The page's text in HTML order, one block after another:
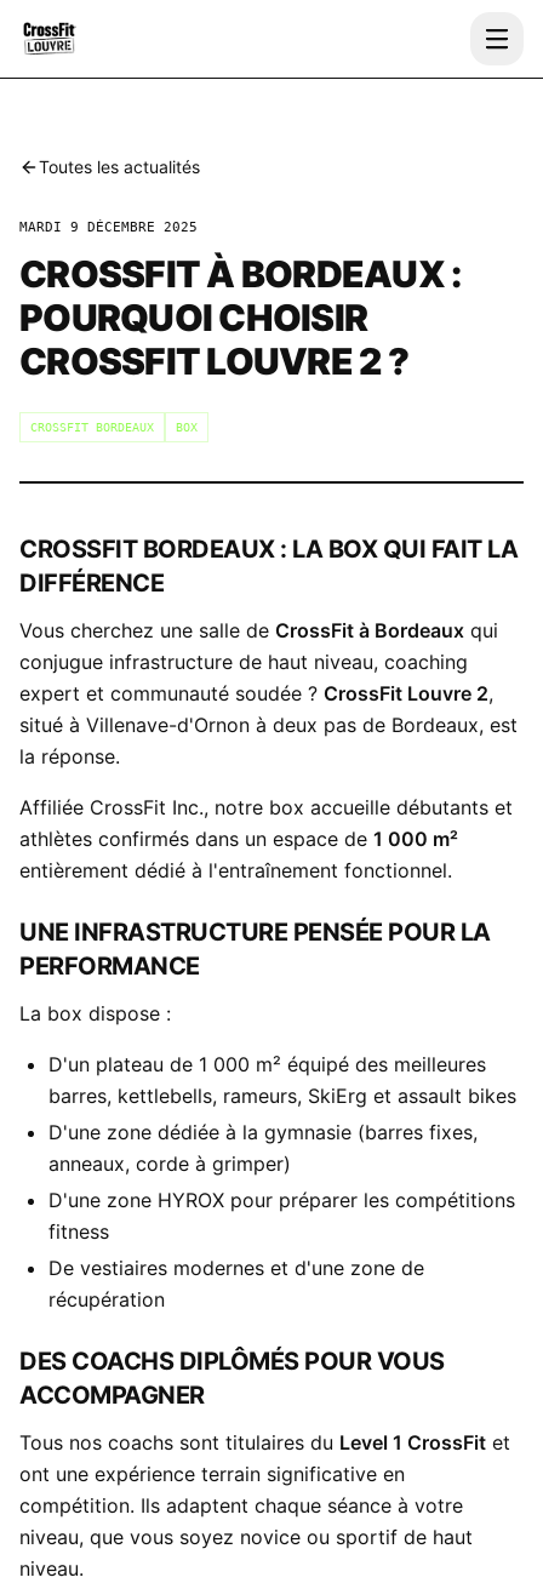
Toutes les actualités
MARDI 9 DÉCEMBRE 2025
CROSSFIT À BORDEAUX :
POURQUOI CHOISIR
CROSSFIT LOUVRE 2 ?
CROSSFIT BORDEAUX BOX
CROSSFIT BORDEAUX : LA BOX QUI FAIT LA
DIFFÉRENCE
Vous cherchez une salle de CrossFit à Bordeaux qui
conjugue infrastructure de haut niveau, coaching
expert et communauté soudée ? CrossFit Louvre 2,
situé à Villenave-d'Ornon à deux pas de Bordeaux, est
la réponse.
Affiliée CrossFit Inc., notre box accueille débutants et
athlètes confirmés dans un espace de 1 000 m²
entièrement dédié à l'entraînement fonctionnel.
UNE INFRASTRUCTURE PENSÉE POUR LA
PERFORMANCE
La box dispose :
D'un plateau de 1 000 m² équipé des meilleures
barres, kettlebells, rameurs, SkiErg et assault bikes
D'une zone dédiée à la gymnasie (barres fixes,
anneaux, corde à grimper)
D'une zone HYROX pour préparer les compétitions
fitness
De vestiaires modernes et d'une zone de
récupération
DES COACHS DIPLÔMÉS POUR VOUS
ACCOMPAGNER
Tous nos coachs sont titulaires du Level 1 CrossFit et
ont une expérience terrain significative en
compétition. Ils adaptent chaque séance à votre
niveau, que vous soyez novice ou sportif de haut
niveau.